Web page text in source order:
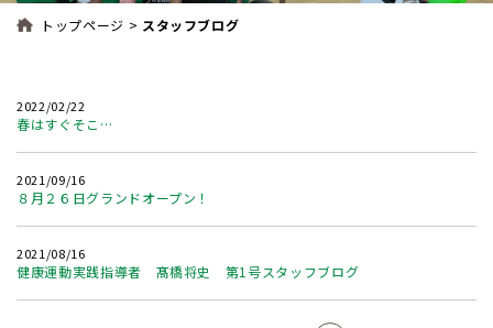
トップページ > スタッフブログ
2022/02/22
春はすぐそこ…
2021/09/16
８月２６日グランドオープン！
2021/08/16
健康運動実践指導者 髙橋将史 第1号スタッフブログ